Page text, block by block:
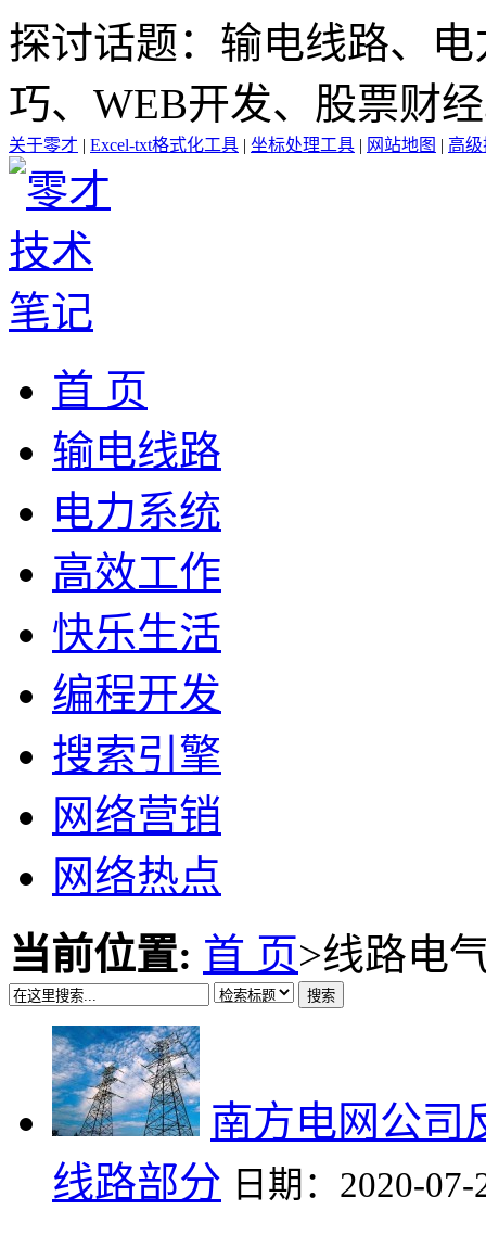
探讨话题：输电线路、
巧、WEB开发、股票财
关于零才 | Excel-txt格式化工具 | 坐标处理工具 | 网站地图 | 高
首 页
输电线路
电力系统
高效工作
快乐生活
编程开发
搜索引擎
网络营销
网络热点
当前位置: 首 页>线路电
搜索
南方电网公司
线路部分 日期：2020-07-